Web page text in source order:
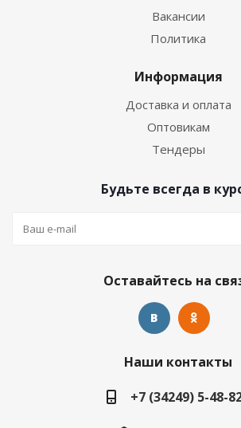
Вакансии
Политика
Информация
Доставка и оплата
Оптовикам
Тендеры
Будьте всегда в
Оставайтесь на
Наши контакты
+7 (34249) 5-48-